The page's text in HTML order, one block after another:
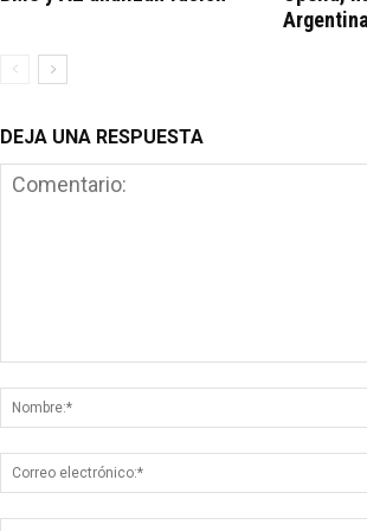
Argentina
DEJA UNA RESPUESTA